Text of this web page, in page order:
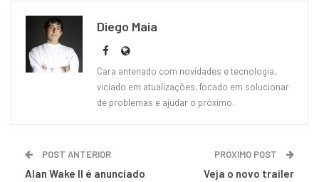
Diego Maia
Cara antenado com novidades e tecnologia,
viciado em atualizações, focado em solucionar
de problemas e ajudar o próximo.
POST ANTERIOR
Alan Wake II é anunciado
PRÓXIMO POST
Veja o novo trailer